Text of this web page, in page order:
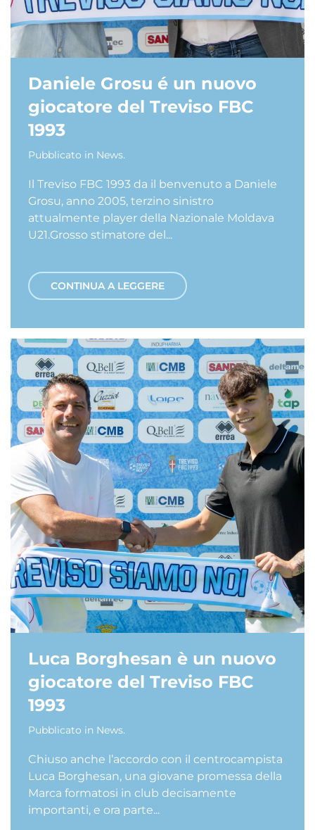
Daniele Grosu é un nuovo
giocatore del Treviso FBC
1993
Pubblicato in News.
Il Treviso FBC 1993 da il benvenuto a Daniele
Grosu, anno 2005, terzino sinistro
attualmente player della Nazionale Moldava
U21.Grosso stimatore del...
CONTINUA A LEGGERE
Luca Borghesan è un nuovo
giocatore del Treviso FBC
1993
Pubblicato in News.
Chiuso anche l’accordo con il centrocampista
Luca Borghesan, una giovane promessa della
Marca formatosi in club decisamente
importanti, e ora parte...